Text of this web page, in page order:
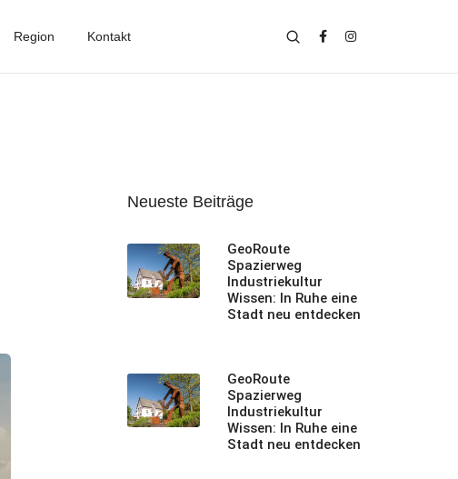
Region Kontakt
Neueste Beiträge
GeoRoute
Spazierweg
Industriekultur
Wissen: In Ruhe eine
Stadt neu entdecken
GeoRoute
Spazierweg
Industriekultur
Wissen: In Ruhe eine
Stadt neu entdecken